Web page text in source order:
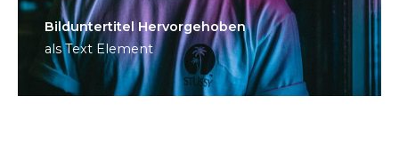
Bild­unter­titel Hervorgehoben
als Text Element